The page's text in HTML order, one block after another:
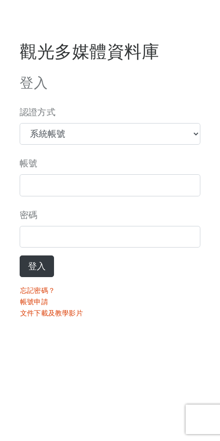
觀光多媒體資料庫
登入
認證方式
帳號
密碼
登入
忘記密碼？
帳號申請
文件下載及教學影片